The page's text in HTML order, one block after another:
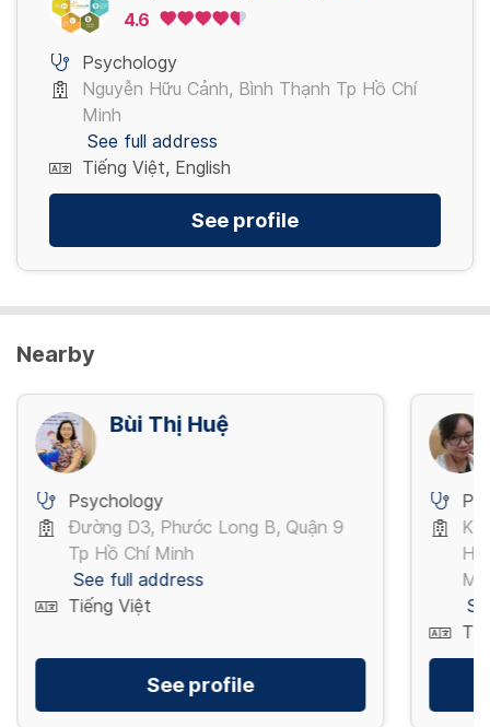
4.6
Psychology
Nguyễn Hữu Cảnh, Bình Thạnh Tp Hồ Chí
Minh
See full address
Tiếng Việt, English
See profile
Nearby
Bùi Thị Huệ
Psychology
Đường D3, Phước Long B, Quận 9
Tp Hồ Chí Minh
See full address
Tiếng Việt
See profile